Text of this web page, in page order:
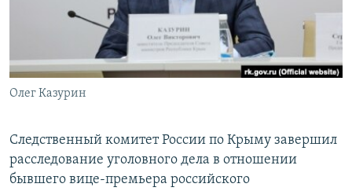
ПОБЕДИТЕЛЕЙ НЕ СУДЯТ?
КРЫМ.НЕПОКОРЕННЫЙ
ELIFBE
УКРАИНСКАЯ ПРОБЛЕМА КРЫМА
ПРИСОЕДИНЯЙТЕСЬ!
Олег Казурин
Следственный комитет России по Крыму завершил
расследование уголовного дела в отношении
бывшего вице-премьера российского